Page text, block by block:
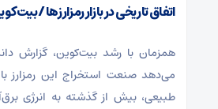
اتفاق تاریخی در بازار رمزارزها /
همزمان با رشد بیت‌کوین، گزارش
می‌دهد صنعت استخراج این رمزارز
طبیعی، بیش از گذشته به انرژی